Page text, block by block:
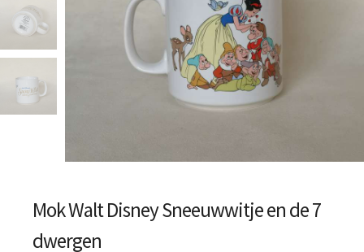
Mok Walt Disney Sneeuwwitje en de 7
dwergen